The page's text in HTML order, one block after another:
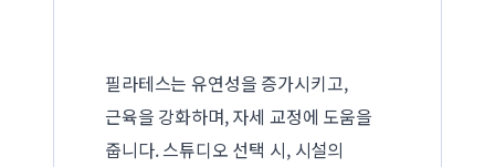
필라테스는 유연성을 증가시키고,
근육을 강화하며, 자세 교정에 도움을
줍니다. 스튜디오 선택 시, 시설의